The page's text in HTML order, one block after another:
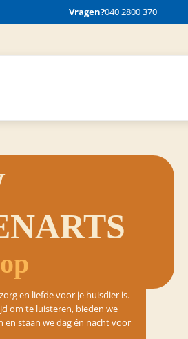
Vragen?040 2800 370
en liefde voor je huisdier is.
om te luisteren, bieden we
en staan we dag én nacht voor